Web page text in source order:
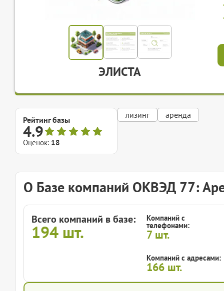
ЭЛИСТА
Рейтинг базы
4.9
Оценок: 18
лизинг аренда
О Базе компаний ОКВЭД 77:
Всего компаний в базе:
194 шт.
Компаний с
телефонами:
7 шт.
Компаний с адресами:
166 шт.